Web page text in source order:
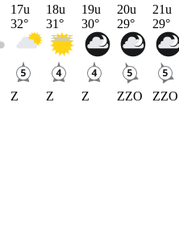
17u
32°
Z
18u
31°
Z
19u
30°
Z
20u
29°
ZZO
21u
29°
ZZO